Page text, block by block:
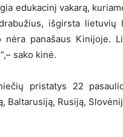
edukacinį vakarą,
išgirsta lietuvių
panašaus Kinijoje.
sako kinė.
pristatys 22
Baltarusiją, Rusiją,